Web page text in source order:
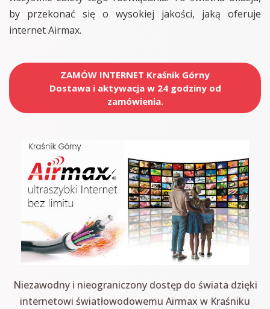
by przekonać się o wysokiej jakości, jaką oferuje
internet Airmax.
ZAMÓW INTERNET Kraśnik Górny
Dostawa i aktywacja w 24 godziny od
zamówienia.
Niezawodny i nieograniczony dostęp do świata dzięki
internetowi światłowodowemu Airmax w Kraśniku